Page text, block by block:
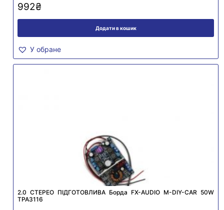
992₴
Додати в кошик
У обране
2.0 СТЕРЕО ПІДГОТОВЛИВА Борда FX-AUDIO M-DIY-CAR 50W
TPA3116